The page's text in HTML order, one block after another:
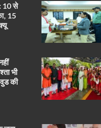
10 से
15
भी
की